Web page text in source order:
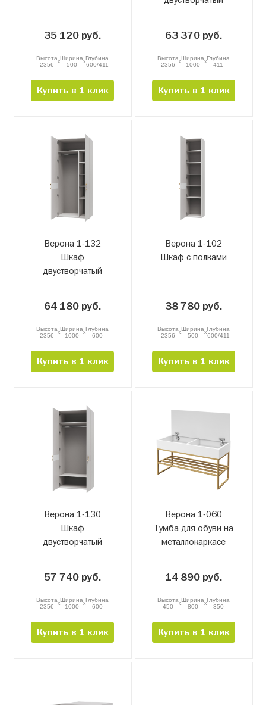
35 120 руб.
Высота
2356
xШирина
500
xГлубина
600/411
Купить в 1 клик
63 370 руб.
Высота
2356
xШирина
1000
xГлубина
411
Купить в 1 клик
Верона 1-132
Шкаф
двустворчатый
64 180 руб.
Высота
2356
xШирина
1000
xГлубина
600
Купить в 1 клик
Верона 1-102
Шкаф с полками
38 780 руб.
Высота
2356
xШирина
500
xГлубина
600/411
Купить в 1 клик
Верона 1-130
Шкаф
двустворчатый
57 740 руб.
Высота
2356
xШирина
1000
xГлубина
600
Купить в 1 клик
Верона 1-060
Тумба для обуви на
металлокаркасе
14 890 руб.
Высота
450
xШирина
800
xГлубина
350
Купить в 1 клик